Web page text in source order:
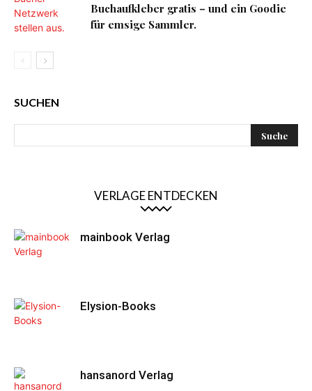
Buchaufkleber gratis – und ein Goodie
für emsige Sammler.
SUCHEN
VERLAGE ENTDECKEN
mainbook Verlag
Elysion-Books
hansanord Verlag